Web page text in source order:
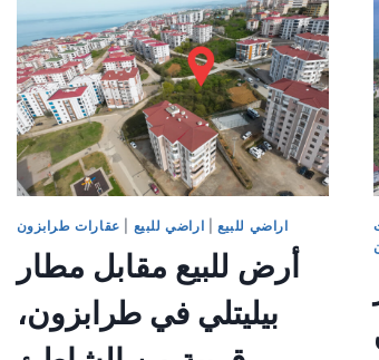
اراضي للبيع اراضي للبيع عقارات طرابزون
أرض للبيع مقابل مطار
بيليتلي في طرابزون،